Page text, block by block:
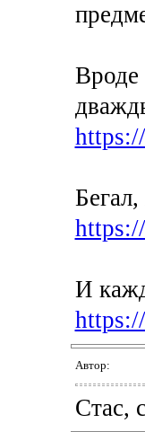
Вроде
И
Автор:
Стас,